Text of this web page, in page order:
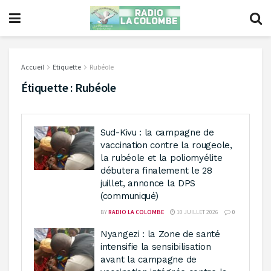
Accueil Etiquette Rubéole
Étiquette : Rubéole
Sud-Kivu : la campagne de
vaccination contre la rougeole,
la rubéole et la poliomyélite
débutera finalement le 28
juillet, annonce la DPS
(communiqué)
BYRADIO LA COLOMBE 10 JUILLET 2026 0
Nyangezi : la Zone de santé
intensifie la sensibilisation
avant la campagne de